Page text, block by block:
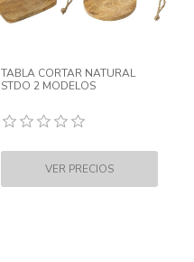
TABLA CORTAR NATURAL
STDO 2 MODELOS